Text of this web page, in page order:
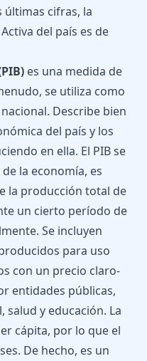
últimas cifras, la
del país es de
es una medida de
se utiliza como
Describe bien
del país y los
en ella. El PIB se
la economía, es
la producción total de
un cierto período de
Se incluyen
para uso
con un precio claro-
entidades públicas,
salud y educación. La
cápita, por lo que el
De hecho, es un